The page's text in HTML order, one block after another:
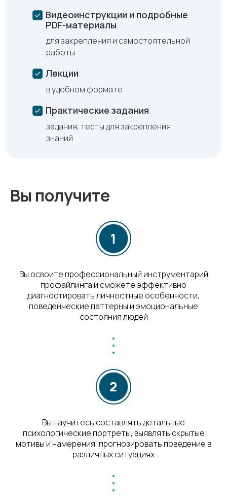
Лекции
Практические задания
Видеоинструкции и подробные
PDF-материалы
для закрепления и самостоятельной
работы
в удобном формате
задания, тесты для закрепления
знаний
Вы получите
Вы освоите профессиональный инструментарий
профайлинга и сможете эффективно
диагностировать личностные особенности,
поведенческие паттерны и эмоциональные
состояния людей
Вы научитесь составлять детальные
психологические портреты, выявлять скрытые
мотивы и намерения, прогнозировать поведение в
различных ситуациях